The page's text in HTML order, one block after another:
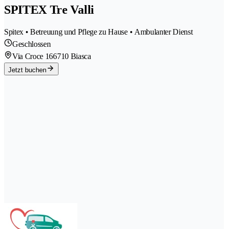
SPITEX Tre Valli
Spitex • Betreuung und Pflege zu Hause • Ambulanter Dienst
Geschlossen
Via Croce 166710 Biasca
Jetzt buchen